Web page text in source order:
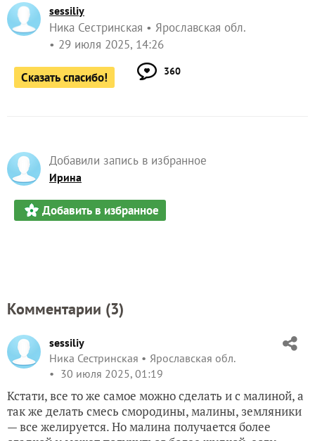
sessiliy
Ника Сестринская
Ярославская обл.
29 июля 2025, 14:26
Сказать спасибо! 360
Добавили запись в избранное
Ирина
Добавить в избранное
Комментарии (3)
sessiliy
Ника Сестринская
Ярославская обл.
30 июля 2025, 01:19
Кстати, все то же самое можно сделать и с малиной, а
так же делать смесь смородины, малины, земляники
— все желируется. Но малина получается более